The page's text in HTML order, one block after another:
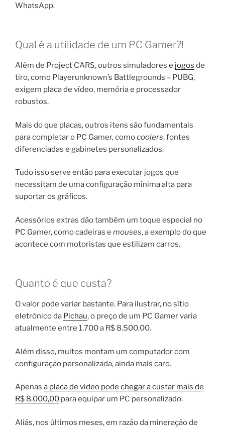
WhatsApp.
Qual é a utilidade de um PC Gamer?!
Além de Project CARS, outros simuladores e jogos de
tiro, como Playerunknown’s Battlegrounds – PUBG,
exigem placa de vídeo, memória e processador
robustos.
Mais do que placas, outros itens são fundamentais
para completar o PC Gamer, comocoolers, fontes
diferenciadas e gabinetes personalizados.
Tudo isso serve então para executar jogos que
necessitam de uma configuração mínima alta para
suportar os gráficos.
Acessórios extras dão também um toque especial no
PC Gamer, como cadeiras e mouses, a exemplo do que
acontece com motoristas que estilizam carros.
Quanto é que custa?
O valor pode variar bastante. Para ilustrar, no sítio
eletrônico da Pichau, o preço de um PC Gamer varia
atualmente entre 1.700 a R$ 8.500,00.
Além disso, muitos montam um computador com
configuração personalizada, ainda mais caro.
Apenas a placa de vídeo pode chegar a custar mais de
R$ 8.000,00 para equipar um PC personalizado.
Aliás, nos últimos meses, em razão da mineração de